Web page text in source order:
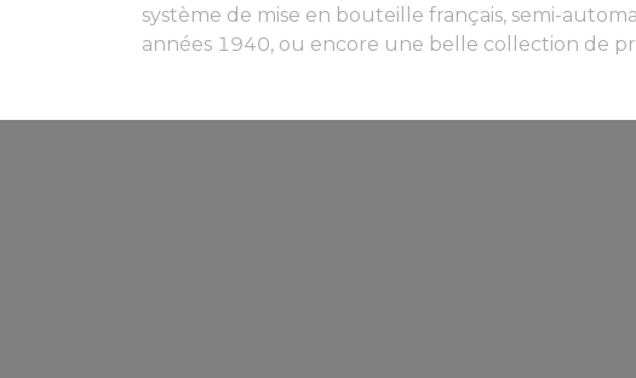
système de mise en bouteille français, semi-
années 1940, ou encore une belle collection de